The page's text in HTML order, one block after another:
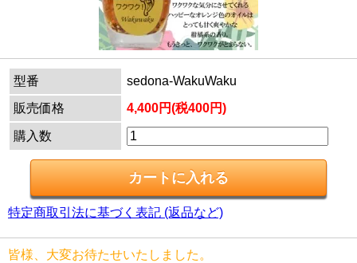
型番
sedona-WakuWaku
販売価格
4,400円(税400円)
購入数
特定商取引法に基づく表記 (返品など)
皆様、大変お待たせいたしました。